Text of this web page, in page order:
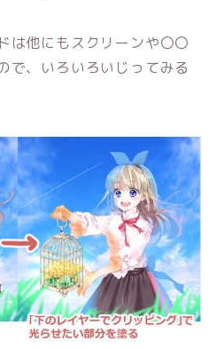
は他にもスクリーンや〇〇
で、いろいろいじってみる